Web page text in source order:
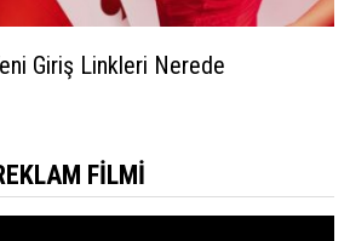
Giriş Linkleri Nerede
FILMI